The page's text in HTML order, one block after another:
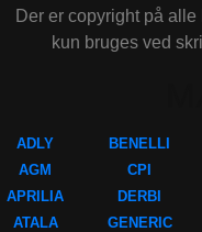
Der er copyright på
kun bruges ved
ADLY
AGM
APRILIA
ATALA
BENELLI
CPI
DERBI
GENERIC